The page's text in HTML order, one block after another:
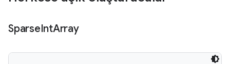
SparseIntArray